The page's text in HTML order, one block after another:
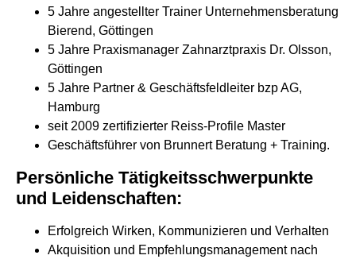
5 Jahre angestellter Trainer Unternehmensberatung
Bierend, Göttingen
5 Jahre Praxismanager Zahnarztpraxis Dr. Olsson,
Göttingen
5 Jahre Partner & Geschäftsfeldleiter bzp AG,
Hamburg
seit 2009 zertifizierter Reiss-Profile Master
Geschäftsführer von Brunnert Beratung + Training.
Persönliche Tätigkeitsschwerpunkte
und Leidenschaften:
Erfolgreich Wirken, Kommunizieren und Verhalten
Akquisition und Empfehlungsmanagement nach